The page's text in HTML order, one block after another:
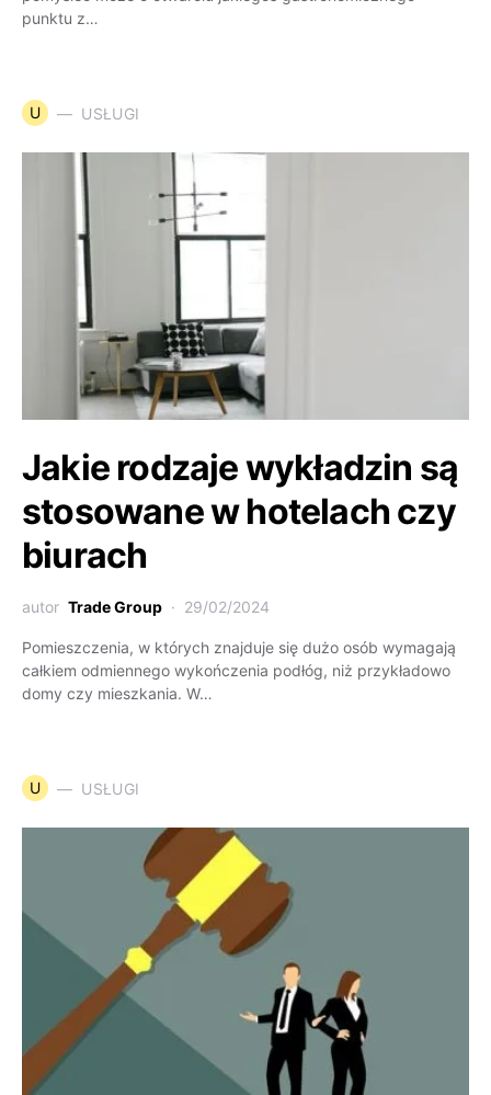
punktu z…
U USŁUGI
Jakie rodzaje wykładzin są
stosowane w hotelach czy
biurach
autor Trade Group 29/02/2024
Pomieszczenia, w których znajduje się dużo osób wymagają
całkiem odmiennego wykończenia podłóg, niż przykładowo
domy czy mieszkania. W…
U USŁUGI